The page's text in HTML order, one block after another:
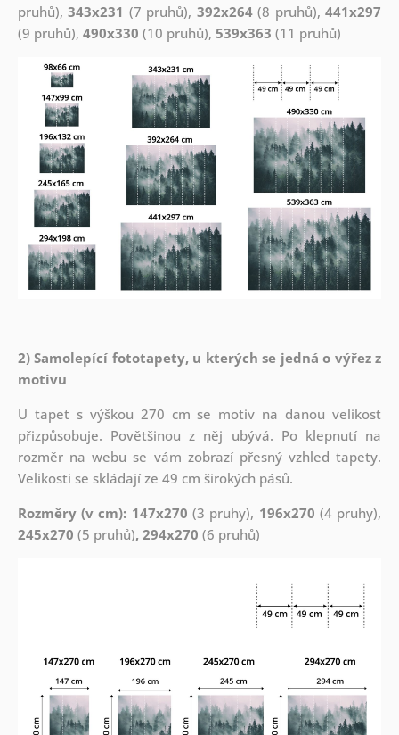
pruhů),343x231 (7 pruhů), 392x264(8 pruhů),441x297
(9 pruhů), 490x330 (10 pruhů), 539x363 (11 pruhů)
2) Samolepící fototapety, u kterých se jedná o výřez z
motivu
U tapet s výškou 270 cm se motiv na danou velikost
přizpůsobuje. Povětšinou z něj ubývá. Po klepnutí na
rozměr na webu se vám zobrazí přesný vzhled tapety.
Velikosti se skládají ze 49 cm širokých pásů.
Rozměry (v cm): 147x270 (3 pruhy), 196x270 (4 pruhy),
245x270 (5 pruhů), 294x270 (6 pruhů)